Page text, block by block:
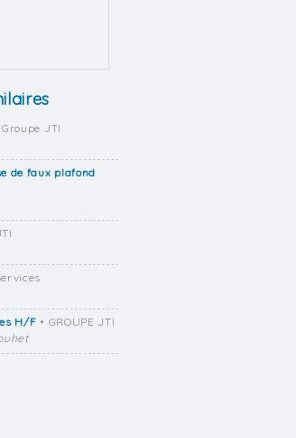
Groupe JTI
de faux plafond
H/F • GROUPE JTI